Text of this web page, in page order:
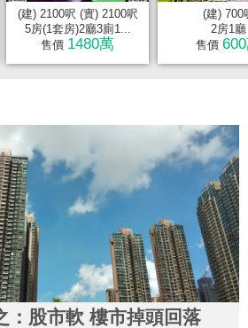
(建) 2100呎 (實) 2100呎
5房(1套房)2廳3廁1...
售價 1480萬
(建) 700
2房1廳
售價
：股市軟 樓市掉頭回落